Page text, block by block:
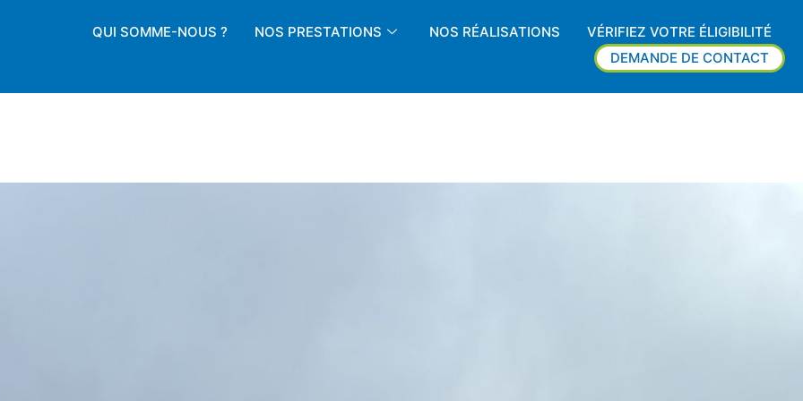
QUI SOMME-NOUS ? NOS PRESTATIONS NOS RÉALISATIONS
VÉRIFIEZ VOTRE ÉLIGIBILITÉ
DEMANDE DE CONTACT